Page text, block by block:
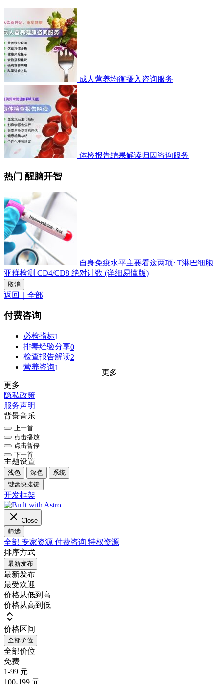
成人营养均衡摄入咨询服务
体检报告结果解读归因咨询服务
热门 醒脑开智
自身免疫水平主要看这两项: T淋巴细胞
亚群检测 CD4/CD8 绝对计数 (详细易懂版)
取消
返回｜全部
付费咨询
必检指标1
排毒经验分享0
检查报告解读2
营养咨询1
更多
更多
隐私政策
服务声明
背景音乐
上一首
点击播放
点击暂停
下一首
主题设置
浅色 深色
系统
键盘快捷键
开发框架
Close
筛选
全部 专家资源 付费咨询 特权资源
排序方式
最新发布
最新发布
最受欢迎
价格从低到高
价格从高到低
价格区间
全部价位
全部价位
免费
1-99 元
100-199 元